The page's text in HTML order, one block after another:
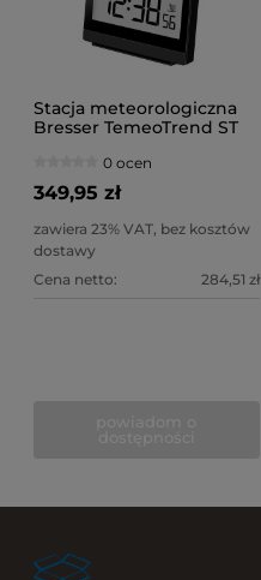
Stacja meteorologiczna
Bresser TemeoTrend ST
0 ocen
349,95 zł
zawiera 23% VAT, bez kosztów
dostawy
Cena netto:
284,51 zł